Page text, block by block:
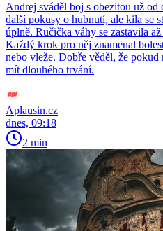
Andrej sváděl boj s obezitou už
další pokusy o hubnutí, ale kila se
úplně. Ručička váhy se zastavila
Každý krok pro něj znamenal
nebo vleže. Dobře věděl, že
mít dlouhého trvání.
Aplausin.cz
dnes, 09:18
2 min